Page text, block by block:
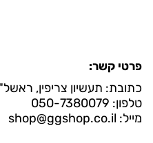
פרטי קשר:
כתובת: תעשיון צריפין,
טלפון: 050-7380079
מייל: shop@ggshop.co.il